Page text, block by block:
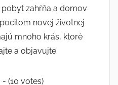
zahŕňa a domov
novej životnej
mnoho krás, ktoré
a objavujte.
(10 votes)